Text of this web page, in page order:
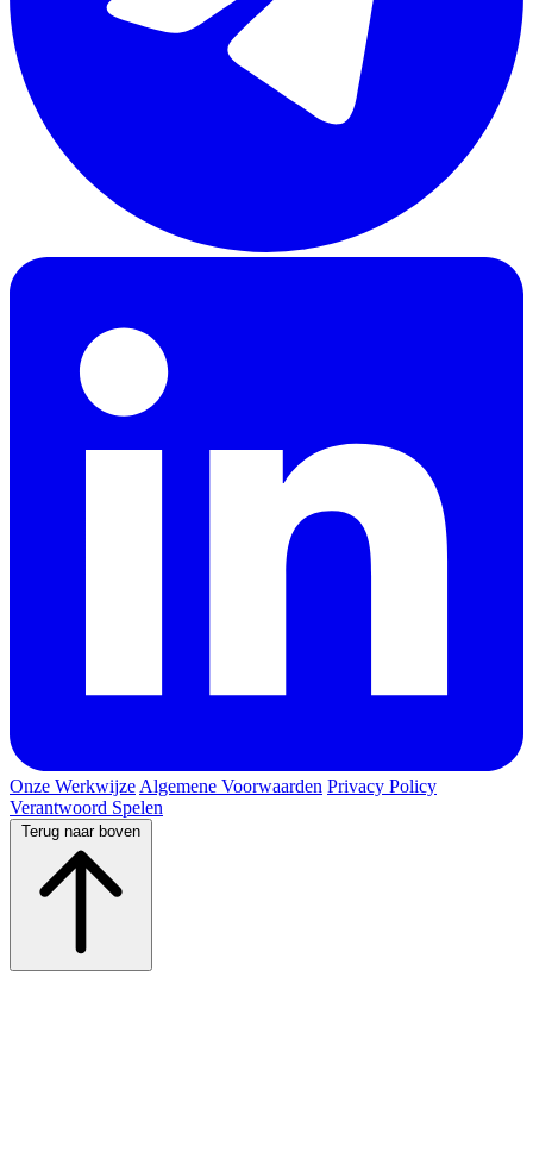
Onze Werkwijze Algemene Voorwaarden Privacy Policy
Verantwoord Spelen
Terug naar boven